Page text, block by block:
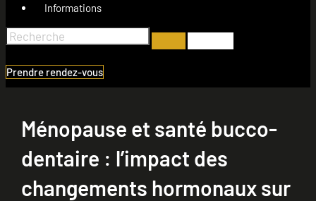
Informations
Prendre rendez-vous
Ménopause et santé bucco-
dentaire : l’impact des
changements hormonaux sur